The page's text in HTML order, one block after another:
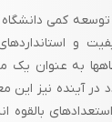
و لذا در جامعه
موضوع مهم
کمی
و
به عنوان
در آینده نیز این
بالقوه